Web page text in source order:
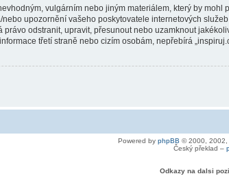
vulgárním nebo jiným materiálem, který by
upozornění vašeho poskytovatele internetových
právo odstranit, upravit, přesunout nebo uzamknout
třetí straně nebo cizím osobám, nepřebírá
Powered by phpBB © 2000, 2002,
Český překlad –
Odkazy na dalsi